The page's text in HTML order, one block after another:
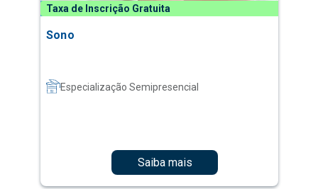
Taxa de Inscrição Gratuita
Sono
Especialização Semipresencial
Saiba mais